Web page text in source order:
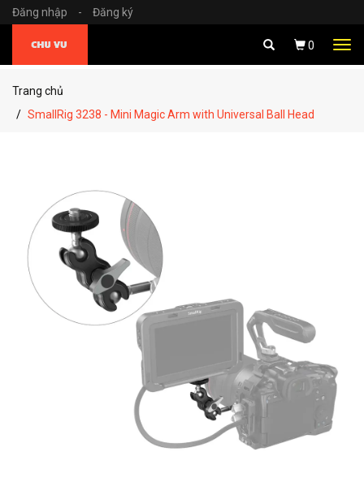
Đăng nhập - Đăng ký
0
Trang chủ
SmallRig 3238 - Mini Magic Arm with Universal Ball Head